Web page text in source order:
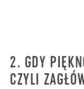
2. GDY
CZYLI